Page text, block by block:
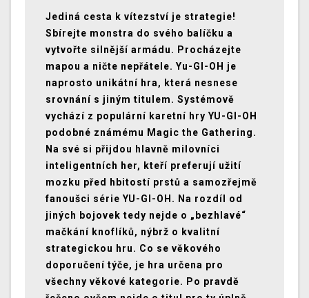
Jediná cesta k vítezství je strategie!
Sbírejte monstra do svého balíčku a
vytvořte silnější armádu. Procházejte
mapou a ničte nepřátele. Yu-GI-OH je
naprosto unikátní hra, která nesnese
srovnání s jiným titulem. Systémově
vychází z populární karetní hry YU-GI-OH
podobné známému Magic the Gathering.
Na své si přijdou hlavně milovníci
inteligentních her, kteří preferují užití
mozku před hbitostí prstů a samozřejmě
fanoušci série YU-GI-OH. Na rozdíl od
jiných bojovek tedy nejde o „bezhlavé“
mačkání knoflíků, nýbrž o kvalitní
strategickou hru. Co se věkového
doporučení týče, je hra určena pro
všechny věkové kategorie. Po pravdě